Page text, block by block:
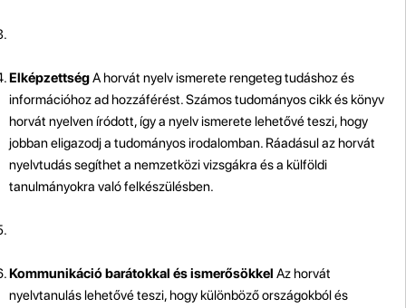
ElképzettségA horvát nyelv ismerete rengeteg tudáshoz és
információhoz ad hozzáférést. Számos tudományos cikk és könyv
horvát nyelven íródott, így a nyelv ismerete lehetővé teszi, hogy
jobban eligazodj a tudományos irodalomban. Ráadásul az horvát
nyelvtudás segíthet a nemzetközi vizsgákra és a külföldi
tanulmányokra való felkészülésben.
Kommunikáció barátokkal és ismerősökkel Az horvát
nyelvtanulás lehetővé teszi, hogy különböző országokból és